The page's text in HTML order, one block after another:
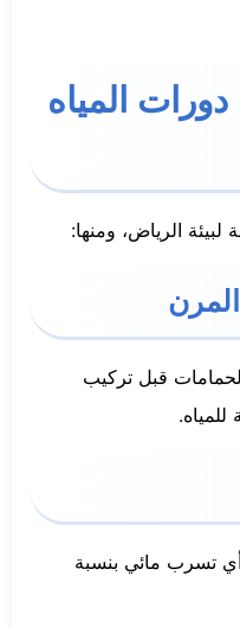
المياه
الرياض، ومنها:
قبل تركيب
للمياه.
تسرب مائي بنسبة